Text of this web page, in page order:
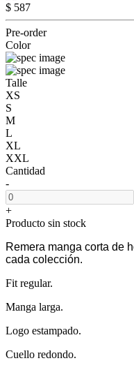
$ 587
Pre-order
Color
Talle
XS
S
M
L
XL
XXL
Cantidad
-
+
Producto sin stock
Remera manga corta de
cada colección.
Fit regular.
Manga larga.
Logo estampado.
Cuello redondo.